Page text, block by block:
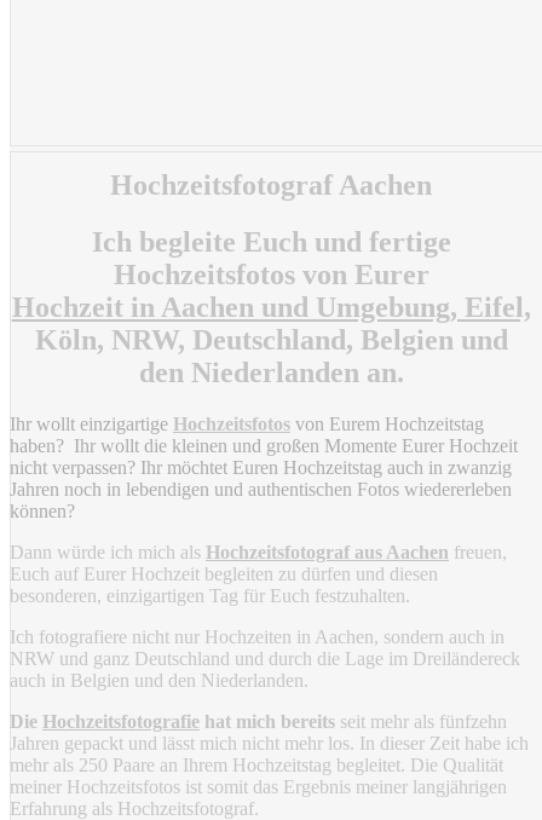
Hochzeitsfotograf Aachen
Ich begleite Euch und fertige
Hochzeitsfotos von Eurer
Hochzeit in Aachen und Umgebung, Eifel,
Köln, NRW, Deutschland, Belgien und
den Niederlanden an.
Ihr wollt einzigartige Hochzeitsfotos von Eurem Hochzeitstag
haben? Ihr wollt die kleinen und großen Momente Eurer Hochzeit
nicht verpassen? Ihr möchtet Euren Hochzeitstag auch in zwanzig
Jahren noch in lebendigen und authentischen Fotos wiedererleben
können?
Dann würde ich mich als Hochzeitsfotograf aus Aachen freuen,
Euch auf Eurer Hochzeit begleiten zu dürfen und diesen
besonderen, einzigartigen Tag für Euch festzuhalten.
Ich fotografiere nicht nur Hochzeiten in Aachen, sondern auch in
NRW und ganz Deutschland und durch die Lage im Dreiländereck
auch in Belgien und den Niederlanden.
Die Hochzeitsfotografie hat mich bereits seit mehr als fünfzehn
Jahren gepackt und lässt mich nicht mehr los. In dieser Zeit habe ich
mehr als 250 Paare an Ihrem Hochzeitstag begleitet. Die Qualität
meiner Hochzeitsfotos ist somit das Ergebnis meiner langjährigen
Erfahrung als Hochzeitsfotograf.